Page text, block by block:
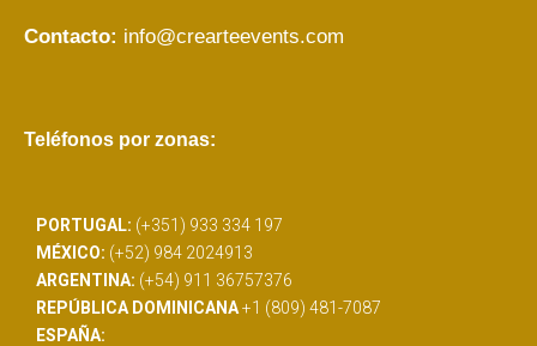
Contacto: info@crearteevents.com
Teléfonos por zonas:
PORTUGAL: (+351) 933 334 197
MÉXICO: (+52) 984 2024913
ARGENTINA: (+54) 911 36757376
REPÚBLICA DOMINICANA+1 (809) 481-7087
ESPAÑA: